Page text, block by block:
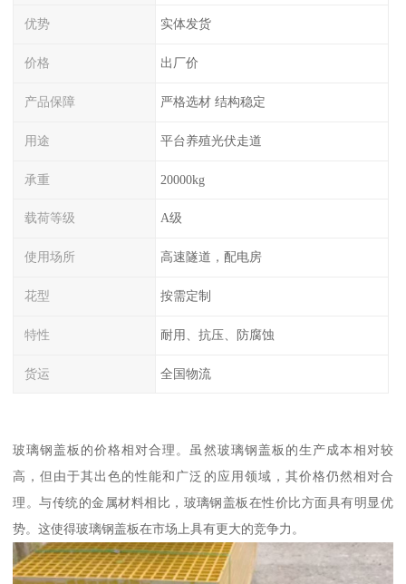
优势 实体发货
价格 出厂价
产品保障 严格选材 结构稳定
用途 平台养殖光伏走道
承重 20000kg
载荷等级 A级
使用场所 高速隧道，配电房
花型 按需定制
特性 耐用、抗压、防腐蚀
货运 全国物流
玻璃钢盖板的价格相对合理。虽然玻璃钢盖板的生产成本相对较
高，但由于其出色的性能和广泛的应用领域，其价格仍然相对合
理。与传统的金属材料相比，玻璃钢盖板在性价比方面具有明显优
势。这使得玻璃钢盖板在市场上具有更大的竞争力。